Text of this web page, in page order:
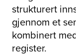
strukturert
gjennom et
kombinert
register.